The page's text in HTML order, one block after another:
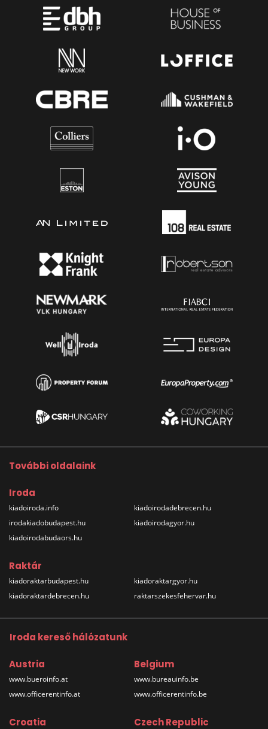
További oldalaink
Iroda
kiadoiroda.info
irodakiadobudapest.hu
kiadoirodabudaors.hu
kiadoirodadebrecen.hu
kiadoirodagyor.hu
Raktár
kiadoraktarbudapest.hu
kiadoraktardebrecen.hu
kiadoraktargyor.hu
raktarszekesfehervar.hu
Iroda kereső hálózatunk
Austria
www.bueroinfo.at
www.officerentinfo.at
Belgium
www.bureauinfo.be
www.officerentinfo.be
Croatia Czech Republic